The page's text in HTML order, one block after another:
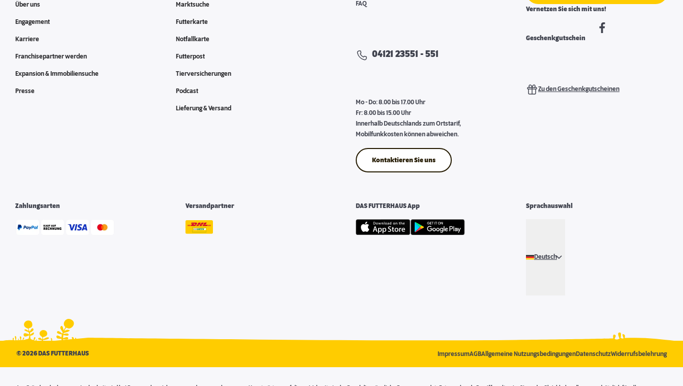
Über uns
Engagement
Karriere
Franchisepartner werden
Expansion & Immobiliensuche
Presse
Marktsuche
Futterkarte
Notfallkarte
Futterpost
Tierversicherungen
Podcast
Lieferung & Versand
FAQ
04121 23551 - 551
Mo - Do: 8.00 bis 17.00 Uhr
Fr: 8.00 bis 15.00 Uhr
Innerhalb Deutschlands zum Ortstarif,
Mobilfunkkosten können abweichen.
Kontaktieren Sie uns
Vernetzen Sie sich mit uns!
Geschenkgutschein
Zu den Geschenkgutscheinen
Zahlungsarten Versandpartner DAS FUTTERHAUS App Sprachauswahl
Deutsch
©2026 DAS FUTTERHAUS ImpressumAGBAllgemeine NutzungsbedingungenDatenschutzWiderrufsbelehrung